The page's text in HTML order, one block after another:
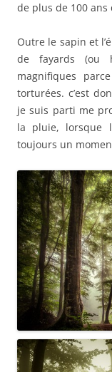
de plus de 100 ans
Outre le sapin et
de fayards (ou
magnifiques
torturées. c’est
je suis parti me
la pluie, lorsque
toujours un